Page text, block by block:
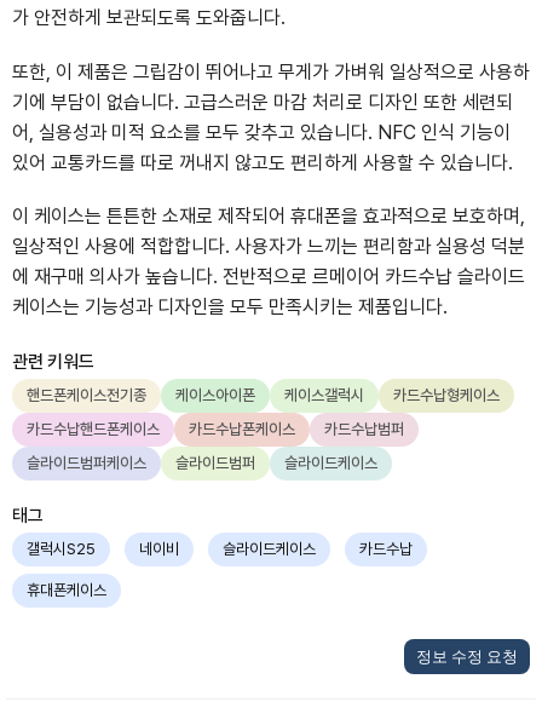
가 안전하게 보관되도록 도와줍니다.
또한, 이 제품은 그립감이 뛰어나고 무게가 가벼워 일상적으로 사용하
기에 부담이 없습니다. 고급스러운 마감 처리로 디자인 또한 세련되
어, 실용성과 미적 요소를 모두 갖추고 있습니다. NFC 인식 기능이
있어 교통카드를 따로 꺼내지 않고도 편리하게 사용할 수 있습니다.
이 케이스는 튼튼한 소재로 제작되어 휴대폰을 효과적으로 보호하며,
일상적인 사용에 적합합니다. 사용자가 느끼는 편리함과 실용성 덕분
에 재구매 의사가 높습니다. 전반적으로 르메이어 카드수납 슬라이드
케이스는 기능성과 디자인을 모두 만족시키는 제품입니다.
관련 키워드
핸드폰케이스전기종 케이스아이폰 케이스갤럭시
카드수납형케이스
카드수납핸드폰케이스
카드수납폰케이스
카드수납범퍼
슬라이드범퍼케이스
슬라이드범퍼 슬라이드케이스
태그
갤럭시S25 네이비 슬라이드케이스 카드수납
휴대폰케이스
정보 수정 요청